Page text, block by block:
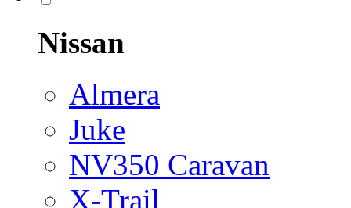
Nissan
Almera
Juke
NV350 Caravan
X-Trail